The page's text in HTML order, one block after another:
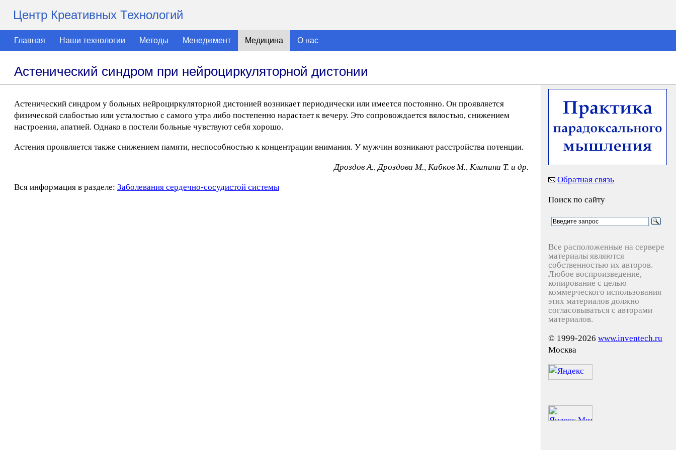
Центр Креативных Технологий
Главная Наши технологии Методы Менеджмент Медицина О нас
Астенический синдром при нейроциркуляторной дистонии
Астенический синдром у больных нейроциркуляторной дистонией возникает периодически или имеется постоянно. Он проявляется
физической слабостью или усталостью с самого утра либо постепенно нарастает к вечеру. Это сопровождается вялостью, снижением
настроения, апатией. Однако в постели больные чувствуют себя хорошо.
Астения проявляется также снижением памяти, неспособностью к концентрации внимания. У мужчин возникают расстройства потенции.
Дpoздoв A., Дpoздoвa M., Kaбкoв М., Kлипинa T. и др.
Вся информация в разделе: Заболевания сердечно-сосудистой системы
Обратная связь
Поиск по сайту
Все расположенные на сервере
материалы являются
собственностью их авторов.
Любое воспроизведение,
копирование с целью
коммерческого использования
этих материалов должно
согласовываться с авторами
материалов.
© 1999-2026 www.inventech.ru
Москва